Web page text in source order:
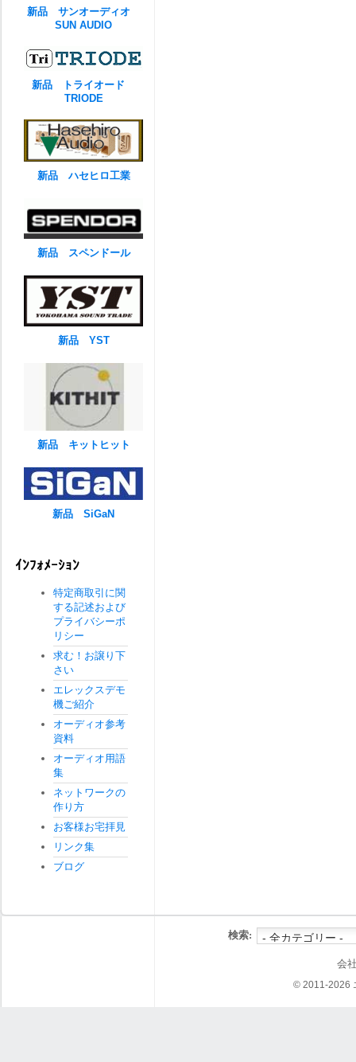
新品 サンオーディオ
SUN AUDIO
新品 トライオード
TRIODE
新品 ハセヒロ工業
新品 スペンドール
新品 YST
新品 キットヒット
新品 SiGaN
ｲﾝﾌｫﾒｰｼｮﾝ
特定商取引に関
する記述および
プライバシーポ
リシー
求む！お譲り下
さい
エレックスデモ
機ご紹介
オーディオ参考
資料
オーディオ用語
集
ネットワークの
作り方
お客様お宅拝見
リンク集
ブログ
検索:
会
© 2011-2026